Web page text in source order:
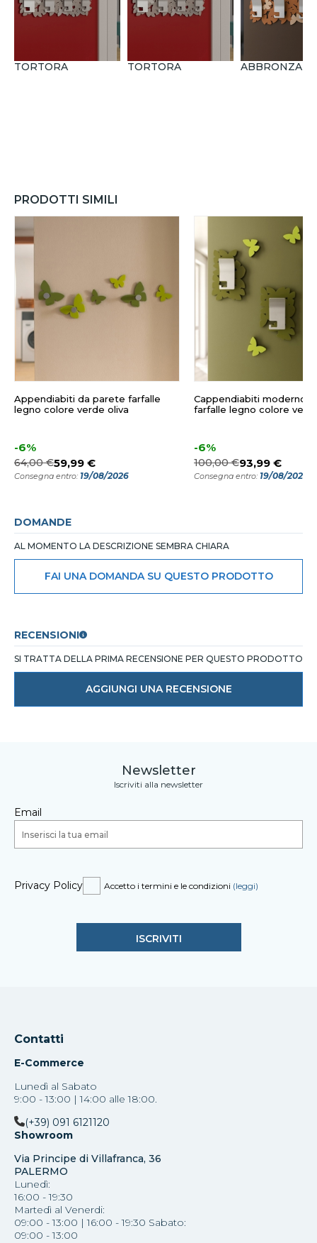
TORTORA TORTORA ABBRONZATO
PRODOTTI SIMILI
Appendiabiti da parete farfalle
legno colore verde oliva
-6%
64,00 €59,99 €
Consegna entro: 19/08/2026
Cappendiabiti moderno
farfalle legno colore
-6%
100,00 €93,99 €
Consegna entro: 19/08/2026
DOMANDE
AL MOMENTO LA DESCRIZIONE SEMBRA CHIARA
FAI UNA DOMANDA SU QUESTO PRODOTTO
RECENSIONI
SI TRATTA DELLA PRIMA RECENSIONE PER QUESTO PRODOTTO
AGGIUNGI UNA RECENSIONE
Newsletter
Iscriviti alla newsletter
Email
Privacy Policy Accetto i termini e le condizioni (leggi)
Contatti
E-Commerce
Lunedì al Sabato
9:00 - 13:00 | 14:00 alle 18:00.
(+39) 091 6121120
Showroom
Via Principe di Villafranca, 36
PALERMO
Lunedì:
16:00 - 19:30
Martedì al Venerdi:
09:00 - 13:00 | 16:00 - 19:30 Sabato:
09:00 - 13:00